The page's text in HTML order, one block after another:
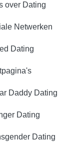
over Dating
Netwerken
Dating
Daddy Dating
Dating
Dating